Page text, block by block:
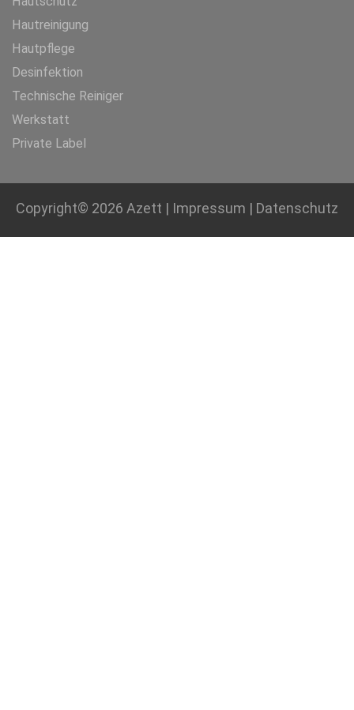
Hautreinigung
Hautpflege
Desinfektion
Technische Reiniger
Werkstatt
Private Label
Copyright© 2026 Azett | Impressum | Datenschutz